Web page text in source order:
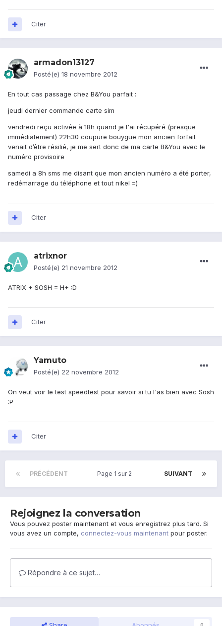
Citer
armadon13127
Posté(e) 18 novembre 2012
En tout cas passage chez B&You parfait :
jeudi dernier commande carte sim
vendredi reçu activée à 18h quand je l'ai récupéré (presque
immédiatement) 22h30 coupure bouygue mon ancien forfait
venait d’être résilié, je me sert donc de ma carte B&You avec le
numéro provisoire
samedi a 8h sms me disant que mon ancien numéro a été porter,
redémarrage du téléphone et tout nikel =)
Citer
atrixnor
Posté(e) 21 novembre 2012
ATRIX + SOSH = H+ :D
Citer
Yamuto
Posté(e) 22 novembre 2012
On veut voir le test speedtest pour savoir si tu l'as bien avec Sosh
:P
Citer
PRÉCÉDENT SUIVANT
Page 1 sur 2
Rejoignez la conversation
Vous pouvez poster maintenant et vous enregistrez plus tard. Si
vous avez un compte, connectez-vous maintenant pour poster.
Répondre à ce sujet…